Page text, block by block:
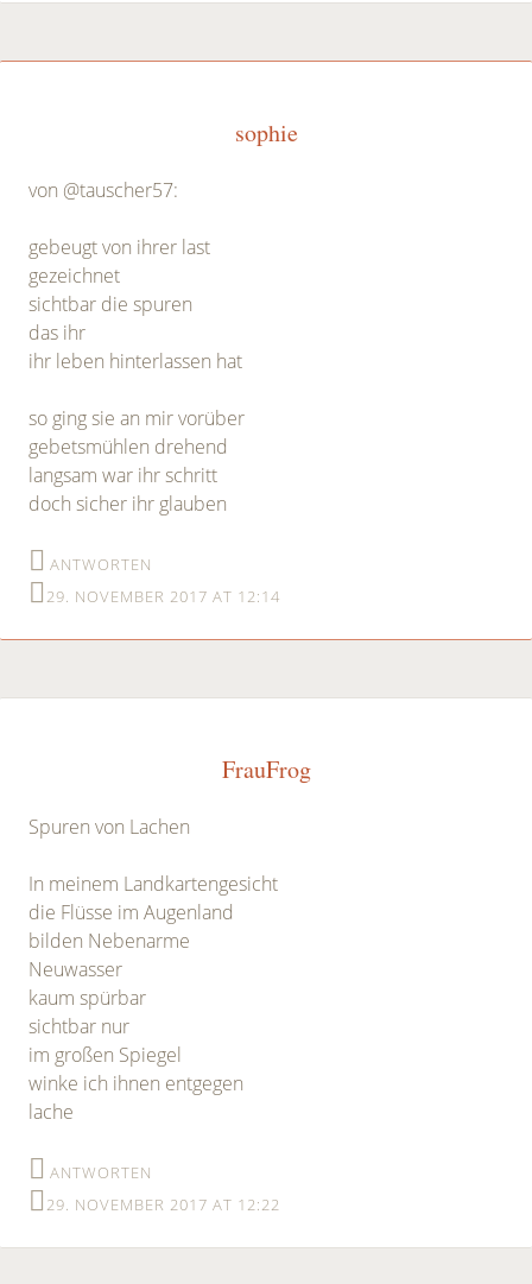
sophie
von @tauscher57:
gebeugt von ihrer last
gezeichnet
sichtbar die spuren
das ihr
ihr leben hinterlassen hat
so ging sie an mir vorüber
gebetsmühlen drehend
langsam war ihr schritt
doch sicher ihr glauben
ANTWORTEN
29. NOVEMBER 2017 AT 12:14
FrauFrog
Spuren von Lachen
In meinem Landkartengesicht
die Flüsse im Augenland
bilden Nebenarme
Neuwasser
kaum spürbar
sichtbar nur
im großen Spiegel
winke ich ihnen entgegen
lache
ANTWORTEN
29. NOVEMBER 2017 AT 12:22